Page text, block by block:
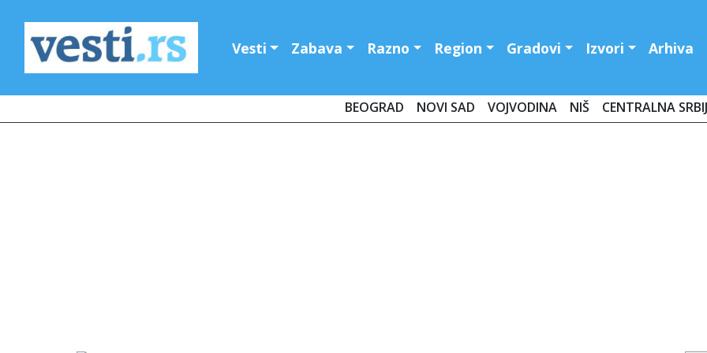
Vesti Zabava Razno Region Gradovi Izvori Arhiva
BEOGRAD NOVI SAD VOJVODINA NIŠ CENTRALNA